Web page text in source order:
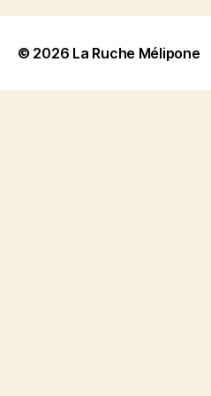
© 2026 La Ruche Mélipone